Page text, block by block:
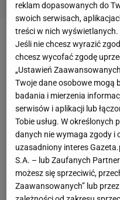
Rok po tamtym meczu
trzeba powiedzieć, że
radzi sobie w roli
Serbowie identycznie
ćwierćfinale
2016 wygrali Ligę
zespół w turnieju
tegorocznej edycji
Six, i choć w Kurytybie
reklam dopasowanych do
swoich serwisach,
treści w nich
Jeśli nie chcesz wyrazić
chcesz wycofać zgodę
„Ustawień
Twoje dane osobowe mogą
badania i mierzenia
serwisów i aplikacji lub
Tobie usług. W
danych nie wymaga zgody i
uzasadniony interes
S.A. – lub Zaufanych
możesz się sprzeciwić,
Zaawansowanych” lub